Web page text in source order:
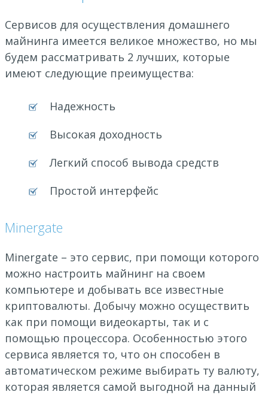
Сервисов для осуществления домашнего
майнинга имеется великое множество, но мы
будем рассматривать 2 лучших, которые
имеют следующие преимущества:
Надежность
Высокая доходность
Легкий способ вывода средств
Простой интерфейс
Minergate
Minergate – это сервис, при помощи которого
можно настроить майнинг на своем
компьютере и добывать все известные
криптовалюты. Добычу можно осуществить
как при помощи видеокарты, так и с
помощью процессора. Особенностью этого
сервиса является то, что он способен в
автоматическом режиме выбирать ту валюту,
которая является самой выгодной на данный